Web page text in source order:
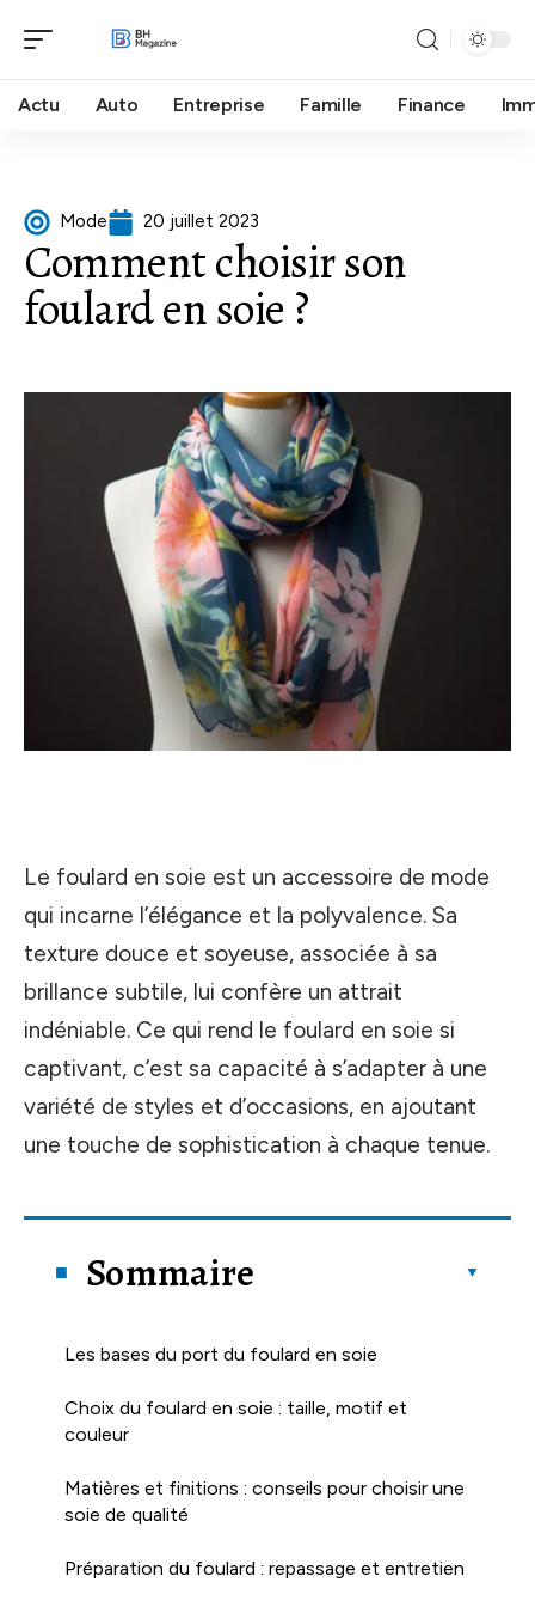
Actu Auto Entreprise Famille Finance
Mode 20 juillet 2023
Comment choisir son
foulard en soie ?
Le foulard en soie est un accessoire de mode
qui incarne l’élégance et la polyvalence. Sa
texture douce et soyeuse, associée à sa
brillance subtile, lui confère un attrait
indéniable. Ce qui rend le foulard en soie si
captivant, c’est sa capacité à s’adapter à une
variété de styles et d’occasions, en ajoutant
une touche de sophistication à chaque tenue.
Sommaire
Les bases du port du foulard en soie
Choix du foulard en soie : taille, motif et
couleur
Matières et finitions : conseils pour choisir une
soie de qualité
Préparation du foulard : repassage et entretien